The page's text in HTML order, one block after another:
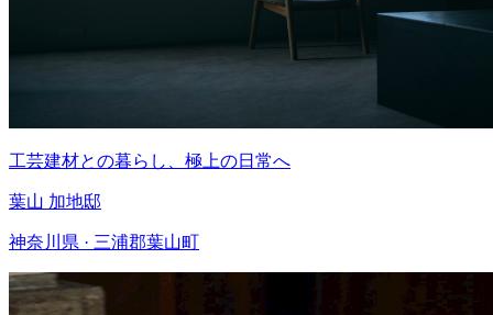
工芸建材との暮らし、極上の日常へ
葉山 加地邸
神奈川県 · 三浦郡葉山町